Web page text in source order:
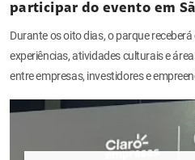
participar do evento em
Durante os oito dias, o parque
experiências, atividades culturais e
entre empresas, investidores e